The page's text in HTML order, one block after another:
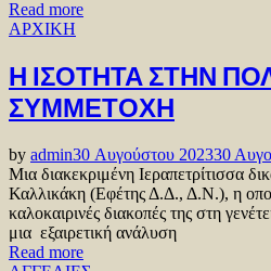
Read more
ΑΡΧΙΚΗ
Η ΙΣΟΤΗΤΑ ΣΤΗΝ
ΣΥΜΜΕΤΟΧΗ
by admin30 Αυγούστου 202330
Μια διακεκριμένη Ιεραπετρίτισσα
Καλλικάκη (Εφέτης Δ.Δ., Δ.Ν.), η
καλοκαιρινές διακοπές της στη
μια εξαιρετική ανάλυση
Read more